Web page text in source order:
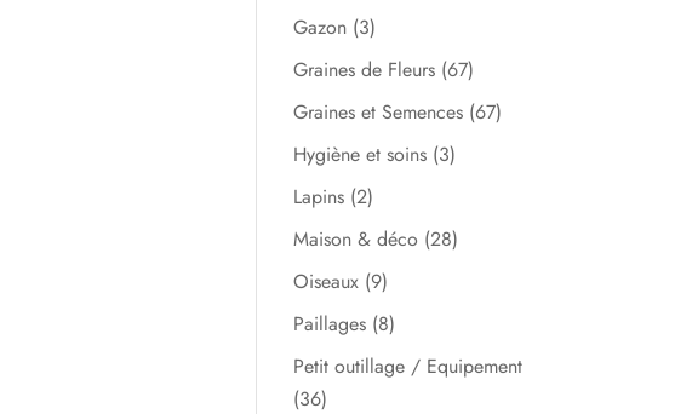
Gazon (3)
Graines de Fleurs (67)
Graines et Semences (67)
Hygiène et soins (3)
Lapins (2)
Maison & déco (28)
Oiseaux (9)
Paillages (8)
Petit outillage / Equipement
(36)